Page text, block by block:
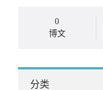
0
博文
分类